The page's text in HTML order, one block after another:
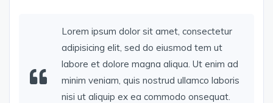
Lorem ipsum dolor sit amet, consectetur
adipisicing elit, sed do eiusmod tem ut
labore et dolore magna aliqua. Ut enim ad
minim veniam, quis nostrud ullamco laboris
nisi ut aliquip ex ea commodo onsequat.